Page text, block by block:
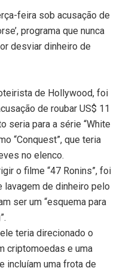
feira sob acusação de
programa que nunca
desviar dinheiro de
de Hollywood, foi
de roubar US$ 11
seria para a série “White
“Conquest”, que teria
no elenco.
o filme “47 Ronins”, foi
lavagem de dinheiro pelo
ser um “esquema para
teria direcionado o
criptomoedas e uma
incluíam uma frota de